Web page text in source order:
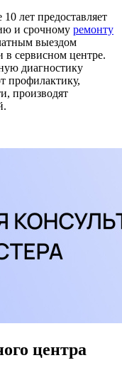
лет предоставляет
и срочному ремонту
выездом
в сервисном центре.
диагностику
профилактику,
производят
центра